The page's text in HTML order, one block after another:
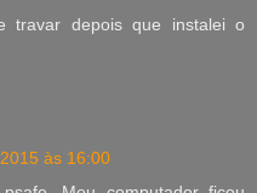
travar depois que instalei o
às 16:00